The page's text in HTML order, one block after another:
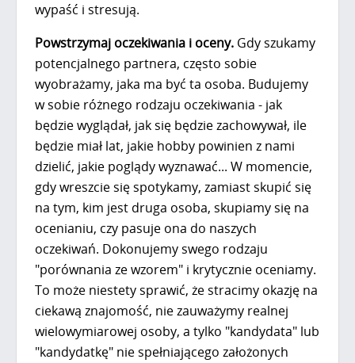
wypaść i stresują.
Powstrzymaj oczekiwania i oceny.Gdy szukamy
potencjalnego partnera, często sobie
wyobrażamy, jaka ma być ta osoba. Budujemy
w sobie różnego rodzaju oczekiwania - jak
będzie wyglądał, jak się będzie zachowywał, ile
będzie miał lat, jakie hobby powinien z nami
dzielić, jakie poglądy wyznawać... W momencie,
gdy wreszcie się spotykamy, zamiast skupić się
na tym, kim jest druga osoba, skupiamy się na
ocenianiu, czy pasuje ona do naszych
oczekiwań. Dokonujemy swego rodzaju
"porównania ze wzorem" i krytycznie oceniamy.
To może niestety sprawić, że stracimy okazję na
ciekawą znajomość, nie zauważymy realnej
wielowymiarowej osoby, a tylko "kandydata" lub
"kandydatkę" nie spełniającego założonych